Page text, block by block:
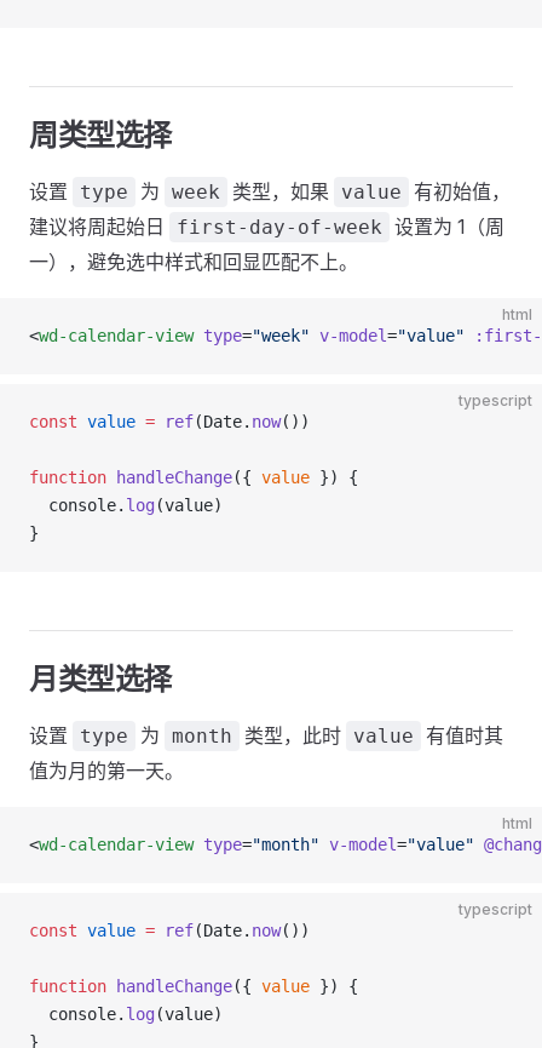
周类型选择
设置 type 为 week 类型，如果 value
有初始值，
建议将周起始日
first-day-of-week 设置为 1（周
一），避免选中样式和回显匹配不上。
html
<wd-calendar-view type="week" v-model="value" :first-
typescript
const value = ref(Date. now())
function handleChange({ value }) {
  console.
log (value)
}
月类型选择
设置 type 为 month 类型，此时 value
有值时其
值为月的第一天。
html
<wd-calendar-view type="month" v-model="value"
typescript
const value = ref(Date. now())
function handleChange({ value }) {
  console.
log (value)
}